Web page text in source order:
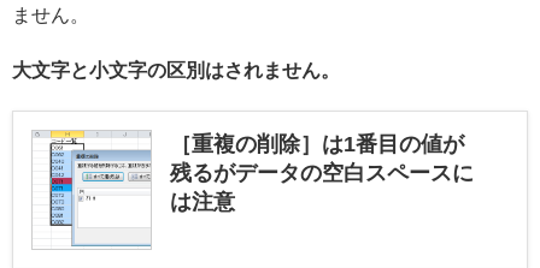
ません。
大文字と小文字の区別はされません。
［重複の削除］は1番目の値が
残るがデータの空白スペースに
は注意